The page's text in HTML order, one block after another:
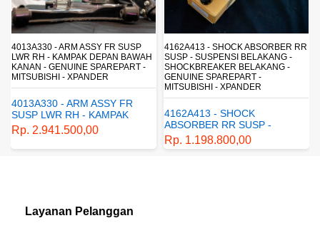
4162A413 - SHOCK ABSORBER RR
SUSP - SUSPENSI BELAKANG -
SHOCKBREAKER BELAKANG -
GENUINE SPAREPART -
MITSUBISHI - XPANDER
4162A413 - SHOCK
ABSORBER RR SUSP -
SUSPENSI BELAKANG -
SHOCKBREAKER BELAKANG
Rp. 1.198.800,00
1770A233 - FUEL FILTER ELEMENT
- SARINGAN BAHAN BAKAR -
SARINGAN SOLAR - MITSUBISHI -
PAJERO
ELEMENT - SARINGAN
BAHAN BAKAR - SARINGAN
SOLAR - MITSUBISHI -
PAJERO
Rp. 430.680,00
Layanan Pelanggan